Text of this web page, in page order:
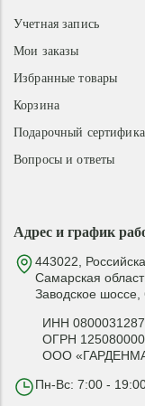
Адрес и график
443022,
Самарская
Заводское шоссе,
ИНН 0800031287
ОГРН
ООО
Пн-Вс: 7:00 -
Учетная запись
Мои заказы
Избранные товары
Корзина
Подарочный
Вопросы и ответы